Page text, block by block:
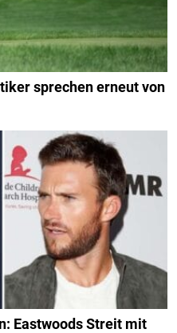
sprechen erneut von
Eastwoods Streit mit